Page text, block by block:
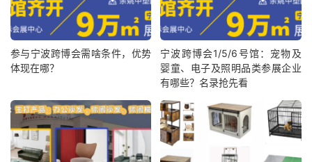
参与宁波跨博会需啥条件，优势
体现在哪？
宁波跨博会1/5/6号馆：宠物及
婴童、电子及照明品类参展企业
有哪些？名录抢先看